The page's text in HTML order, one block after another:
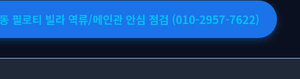
필로티 빌라 역류/메인관 안심 점검 (010-2957-7622)